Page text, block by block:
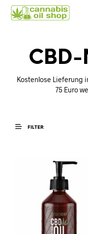
Kostenlose Lieferung
75 Euro
FILTER